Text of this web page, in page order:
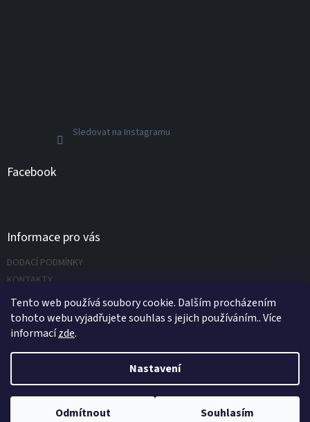
Tento web používá soubory cookie. Dalším procházením
tohoto webu vyjadřujete souhlas s jejich používáním.. Více
informacízde.
Nastavení
Odmítnout Souhlasím
Sledovat na Instagramu
Facebook
Informace pro vás
DODACÍ PODMÍNKY
KONTAKTY
Napište nám
Copyright 2026UNIVERZÁLNÍ NÁŘADÍ.CZ s.r.o.. Všechna práva
vyhrazena.